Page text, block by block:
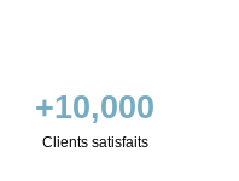
+10,000
Clients satisfaits